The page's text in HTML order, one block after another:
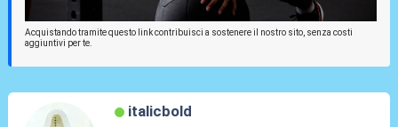
Acquistando tramite questo link contribuisci a sostenere il nostro sito, senza costi
aggiuntivi per te.
italicbold